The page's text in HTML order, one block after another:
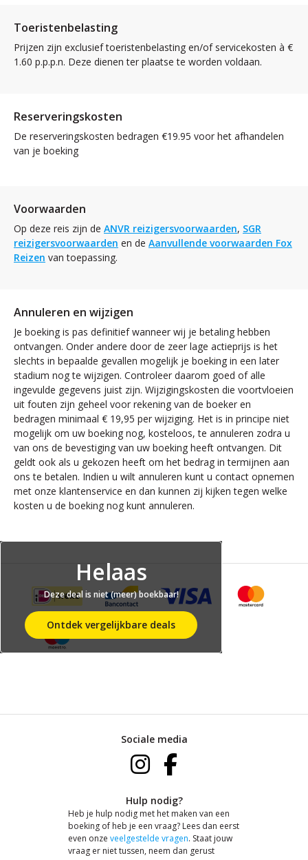
Toeristenbelasting
Prijzen zijn exclusief toeristenbelasting en/of servicekosten à €
1.60 p.p.p.n. Deze dienen ter plaatse te worden voldaan.
Reserveringskosten
De reserveringskosten bedragen €19.95 voor het afhandelen
van je boeking
Voorwaarden
Op deze reis zijn de ANVR reizigersvoorwaarden, SGR
reizigersvoorwaarden en de Aanvullende voorwaarden Fox
Reizen van toepassing.
Annuleren en wijzigen
Je boeking is pas definitief wanneer wij je betaling hebben
ontvangen. Onder andere door de zeer lage actieprijs is het
slechts in bepaalde gevallen mogelijk je boeking in een later
stadium nog te wijzigen. Controleer daarom goed of alle
ingevulde gegevens juist zijn. Wijzigingskosten die voortvloeien
uit fouten zijn geheel voor rekening van de boeker en
bedragen minimaal € 19,95 per wijziging. Het is in principe niet
mogelijk om uw boeking nog, kosteloos, te annuleren zodra u
van ons de bevestiging van uw boeking heeft ontvangen. Dit
geldt ook als u gekozen heeft om het bedrag in termijnen aan
ons te betalen. Indien u wilt annuleren kunt u contact opnemen
met onze klantenservice en dan kunnen zij kijken tegen welke
kosten u de boeking nog kunt annuleren.
Helaas
Deze deal is niet (meer) boekbaar!
Ontdek vergelijkbare deals
Sociale media
Hulp nodig?
Heb je hulp nodig met het maken van een
boeking of heb je een vraag? Lees dan eerst
even onze veelgestelde vragen. Staat jouw
vraag er niet tussen, neem dan gerust